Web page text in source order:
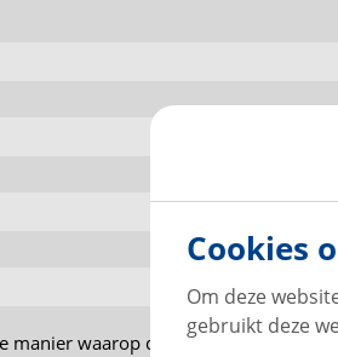
manier waarop de gegevensverwerking
Cookies
Om deze
gebruikt deze